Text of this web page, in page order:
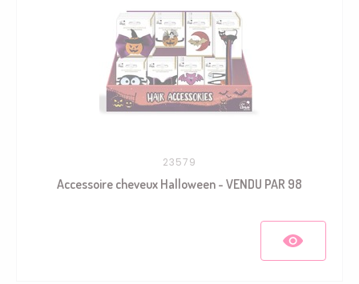
23579
Accessoire cheveux Halloween - VENDU PAR 98